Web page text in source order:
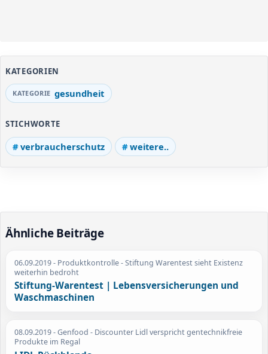
KATEGORIEN
gesundheit
STICHWORTE
verbraucherschutz weitere..
Ähnliche Beiträge
06.09.2019- Produktkontrolle - Stiftung Warentest sieht Existenz
weiterhin bedroht
Stiftung-Warentest | Lebensversicherungen und
Waschmaschinen
08.09.2019- Genfood - Discounter Lidl verspricht gentechnikfreie
Produkte im Regal